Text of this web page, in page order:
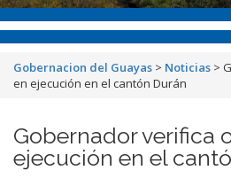
Gobernacion del Guayas > Noticias >
en ejecución en el cantón Durán
Gobernador verifica
ejecución en el